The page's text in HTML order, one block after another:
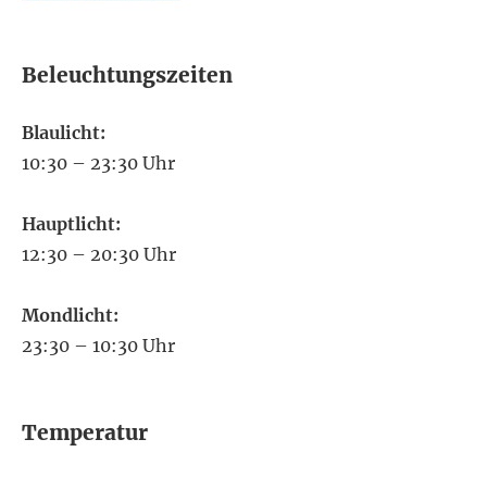
Beleuchtungszeiten
Blaulicht:
10:30 – 23:30 Uhr
Hauptlicht:
12:30 – 20:30 Uhr
Mondlicht:
23:30 – 10:30 Uhr
Temperatur